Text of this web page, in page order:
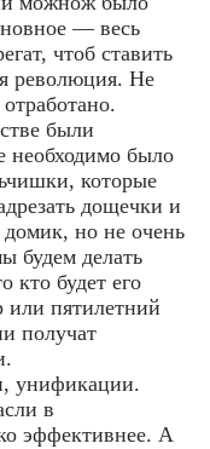
— весь
чтоб ставить
революция. Не
были
необходимо было
которые
дощечки и
но не очень
будем делать
кто будет его
или пятилетний
получат
унификации.
в
эффективнее. А